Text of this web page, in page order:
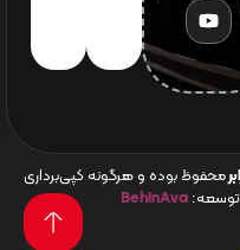
محفوظ بوده و هرگونه کپی‌برداری
توسعه: BehinAva